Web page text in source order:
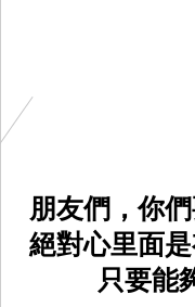
朋友們，你
絕對心里面是
只要能